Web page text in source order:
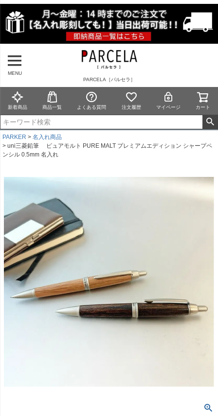
MENU
PARCELA［パルセラ］
新着商品 商品一覧 よくある質問 注文履歴 マイページ カート
PARKER
名入れ商品
uni三菱鉛筆 ピュアモルト PURE MALT プレミアムエディション シャープペ
ンシル 0.5mm 名入れ